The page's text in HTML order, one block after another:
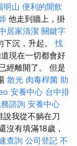
明山 便利的開飲
他走到牆上，掛
居家清潔 關鍵字
沉，升起。 找
現在一切都會好
經離開了。 但是
散光 肉毒桿菌 助
安養中心 台中排
諮詢 安養中心
說我從不躺在刀
沒有填滿18歲，
查詢 公司登記 不